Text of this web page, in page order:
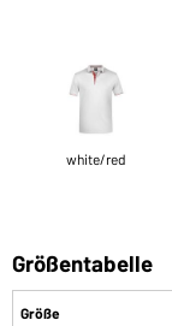
white/red
Größentabelle
Größe